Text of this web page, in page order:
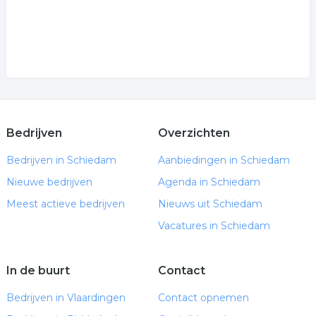
Bedrijven
Bedrijven in Schiedam
Nieuwe bedrijven
Meest actieve bedrijven
Overzichten
Aanbiedingen in Schiedam
Agenda in Schiedam
Nieuws uit Schiedam
Vacatures in Schiedam
In de buurt
Bedrijven in Vlaardingen
Contact
Contact opnemen